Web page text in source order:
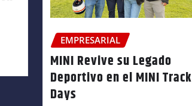
EMPRESARIAL
MINI Revive su Legado
Deportivo en el MINI Track
Days